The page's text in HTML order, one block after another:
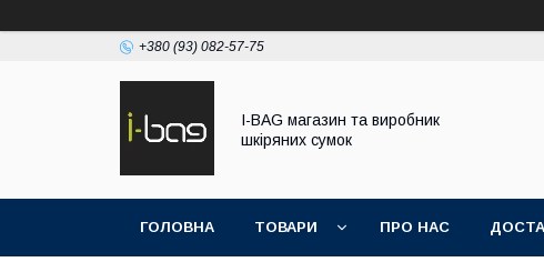
+380 (93) 082-57-75
I-BAG магазин та виробник
шкіряних сумок
ГОЛОВНА ТОВАРИ ПРО НАС